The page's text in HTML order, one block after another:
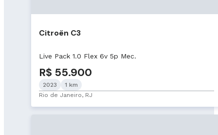
Citroën C3
Live Pack 1.0 Flex 6v 5p Mec.
R$ 55.900
2023
1 km
Rio de Janeiro, RJ